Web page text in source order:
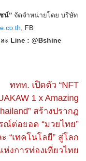
น์” จัดจำหน่ายโดย บริษัท
, FB
ะ Line : @Bshine
ททท. เปิดตัว “NFT
1 x Amazing
สร้างปรากฎ
ณ์ต่อยอด “มวยไทย”
“เทคโนโลยี” สู่โลก
ห่งการท่องเที่ยวไทย